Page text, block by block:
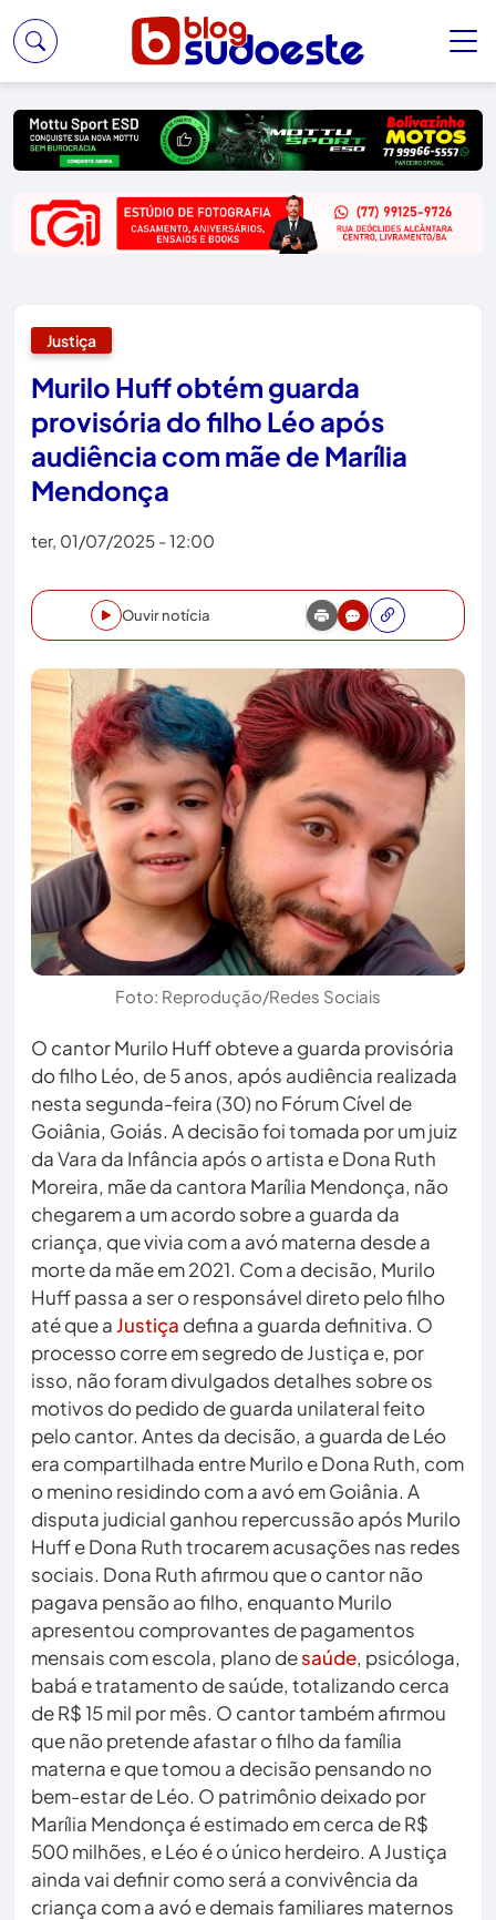
Justiça
Murilo Huff obtém guarda
provisória do filho Léo após
audiência com mãe de Marília
Mendonça
ter, 01/07/2025 - 12:00
Ouvir notícia
Foto: Reprodução/Redes Sociais
O cantor Murilo Huff obteve a guarda provisória
do filho Léo, de 5 anos, após audiência realizada
nesta segunda-feira (30) no Fórum Cível de
Goiânia, Goiás. A decisão foi tomada por um juiz
da Vara da Infância após o artista e Dona Ruth
Moreira, mãe da cantora Marília Mendonça, não
chegarem a um acordo sobre a guarda da
criança, que vivia com a avó materna desde a
morte da mãe em 2021. Com a decisão, Murilo
Huff passa a ser o responsável direto pelo filho
até que aJustiça defina a guarda definitiva. O
processo corre em segredo de Justiça e, por
isso, não foram divulgados detalhes sobre os
motivos do pedido de guarda unilateral feito
pelo cantor. Antes da decisão, a guarda de Léo
era compartilhada entre Murilo e Dona Ruth, com
o menino residindo com a avó em Goiânia. A
disputa judicial ganhou repercussão após Murilo
Huff e Dona Ruth trocarem acusações nas redes
sociais. Dona Ruth afirmou que o cantor não
pagava pensão ao filho, enquanto Murilo
apresentou comprovantes de pagamentos
mensais com escola, plano desaúde, psicóloga,
babá e tratamento de saúde, totalizando cerca
de R$ 15 mil por mês. O cantor também afirmou
que não pretende afastar o filho da família
materna e que tomou a decisão pensando no
bem-estar de Léo. O patrimônio deixado por
Marília Mendonça é estimado em cerca de R$
500 milhões, e Léo é o único herdeiro. A Justiça
ainda vai definir como será a convivência da
criança com a avó e demais familiares maternos